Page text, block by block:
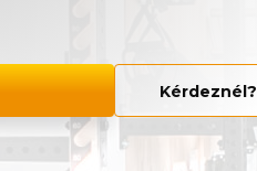
Kérdeznél?